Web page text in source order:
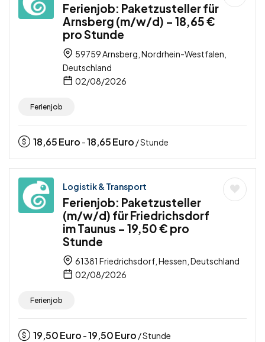
Ferienjob: Paketzusteller für
Arnsberg (m/w/d) – 18,65 €
pro Stunde
59759 Arnsberg, Nordrhein-Westfalen,
Deutschland
02/08/2026
Ferienjob
18,65Euro -18,65Euro / Stunde
Logistik & Transport
Ferienjob: Paketzusteller
(m/w/d) für Friedrichsdorf
im Taunus – 19,50 € pro
Stunde
61381 Friedrichsdorf, Hessen, Deutschland
02/08/2026
Ferienjob
19,50Euro -19,50Euro / Stunde